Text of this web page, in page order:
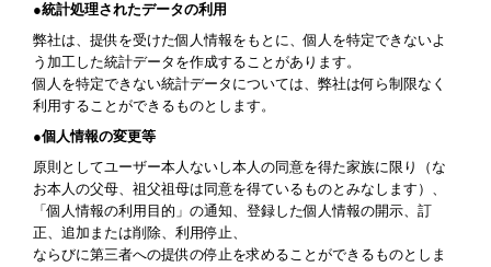
●統計処理されたデータの利用
弊社は、提供を受けた個人情報をもとに、個人を特定できないよ
う加工した統計データを作成することがあります。
個人を特定できない統計データについては、弊社は何ら制限なく
利用することができるものとします。
●個人情報の変更等
原則としてユーザー本人ないし本人の同意を得た家族に限り（な
お本人の父母、祖父祖母は同意を得ているものとみなします）、
「個人情報の利用目的」の通知、登録した個人情報の開示、訂
正、追加または削除、利用停止、
ならびに第三者への提供の停止を求めることができるものとしま